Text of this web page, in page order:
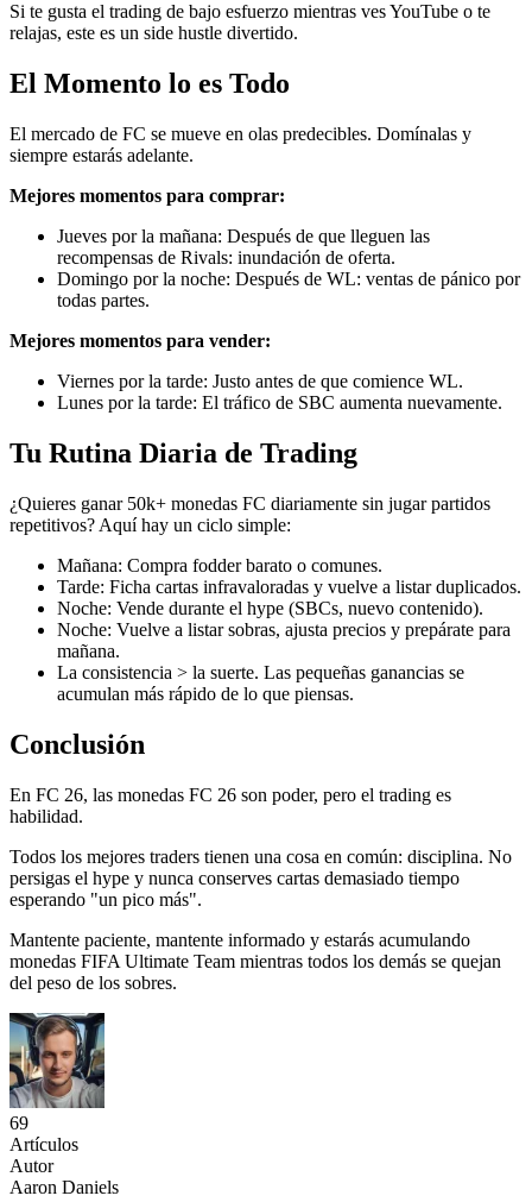
Si te gusta el trading de bajo esfuerzo mientras ves YouTube o te
relajas, este es un side hustle divertido.
El Momento lo es Todo
El mercado de FC se mueve en olas predecibles. Domínalas y
siempre estarás adelante.
Mejores momentos para comprar:
Jueves por la mañana: Después de que lleguen las
recompensas de Rivals: inundación de oferta.
Domingo por la noche: Después de WL: ventas de pánico por
todas partes.
Mejores momentos para vender:
Viernes por la tarde: Justo antes de que comience WL.
Lunes por la tarde: El tráfico de SBC aumenta nuevamente.
Tu Rutina Diaria de Trading
¿Quieres ganar 50k+ monedas FC diariamente sin jugar partidos
repetitivos? Aquí hay un ciclo simple:
Mañana: Compra fodder barato o comunes.
Tarde: Ficha cartas infravaloradas y vuelve a listar duplicados.
Noche: Vende durante el hype (SBCs, nuevo contenido).
Noche: Vuelve a listar sobras, ajusta precios y prepárate para
mañana.
La consistencia > la suerte. Las pequeñas ganancias se
acumulan más rápido de lo que piensas.
Conclusión
En FC 26, las monedas FC 26 son poder, pero el trading es
habilidad.
Todos los mejores traders tienen una cosa en común: disciplina. No
persigas el hype y nunca conserves cartas demasiado tiempo
esperando "un pico más".
Mantente paciente, mantente informado y estarás acumulando
monedas FIFA Ultimate Team mientras todos los demás se quejan
del peso de los sobres.
69
Artículos
Autor
Aaron Daniels